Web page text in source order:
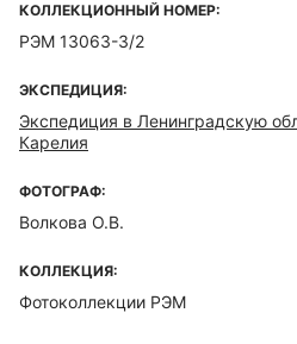
КОЛЛЕКЦИОННЫЙ НОМЕР:
РЭМ 13063-3/2
ЭКСПЕДИЦИЯ:
Экспедиция в Ленинградскую
Карелия
ФОТОГРАФ:
Волкова О.В.
КОЛЛЕКЦИЯ:
Фотоколлекции РЭМ